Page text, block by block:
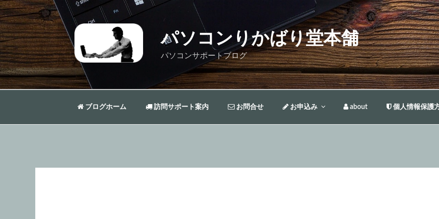
コ
ン
テ
ン
ツ
へ
ス
キ
パソコンりかばり堂本舗
パソコンサポートブログ
ブログホーム 訪問サポート案内 お問合せ お申込み about 個人情報保護